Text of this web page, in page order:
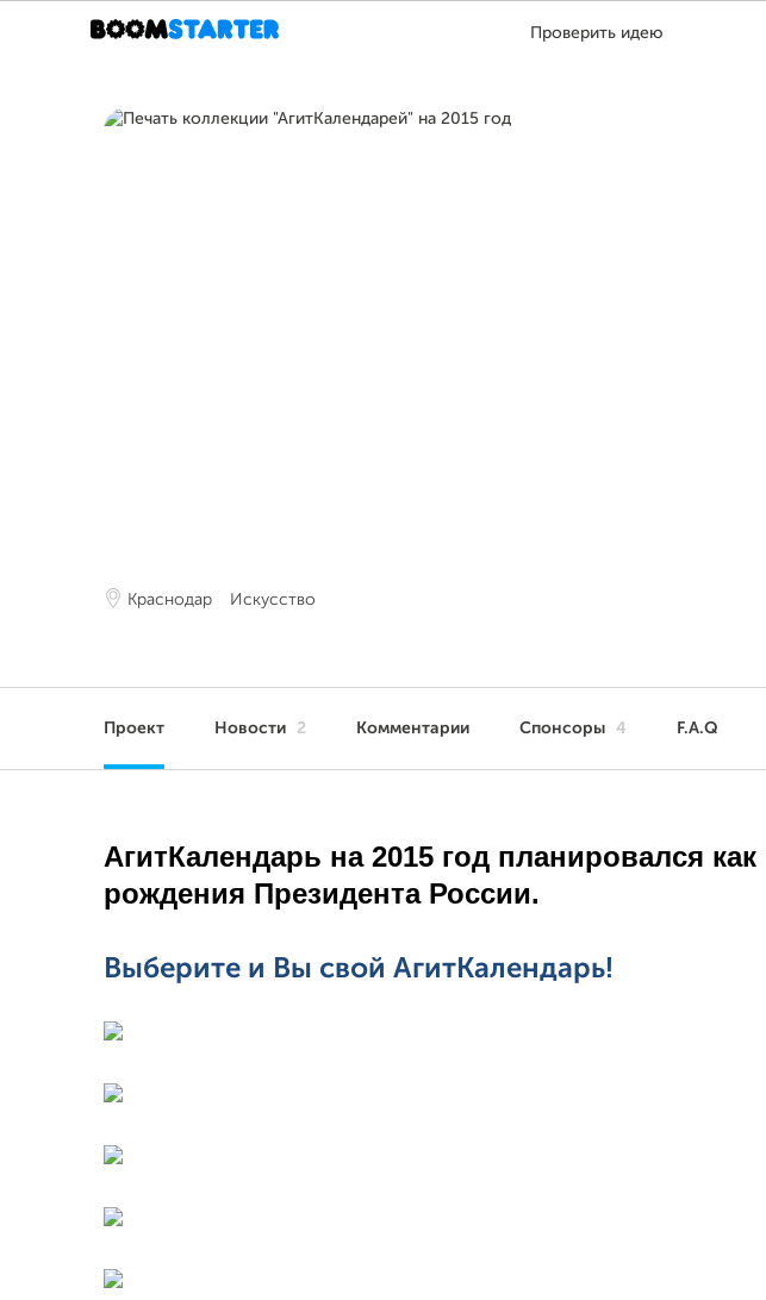
Проверить идею
Краснодар Искусство
Проект Новости 2 Комментарии Спонсоры 4 F.A.Q
АгитКалендарь на 2015 год планировался
рождения Президента России.
Выберите и Вы свой АгитКалендарь!